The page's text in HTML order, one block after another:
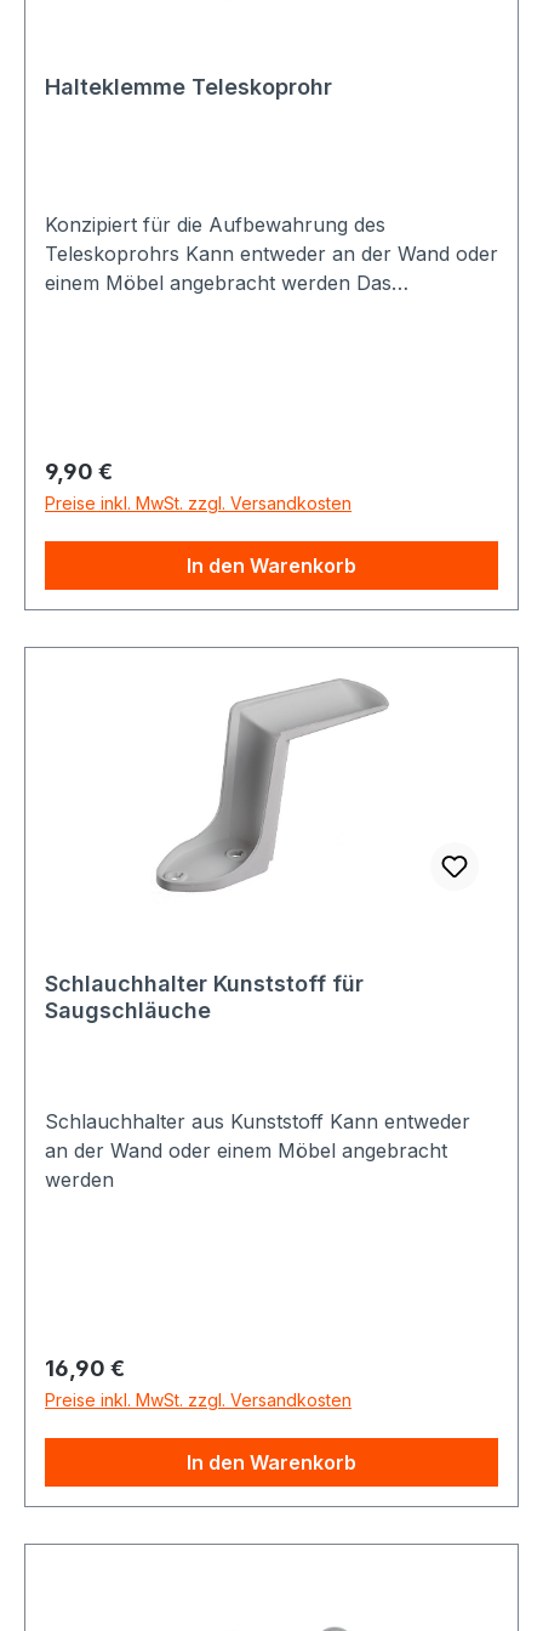
Halteklemme Teleskoprohr
Konzipiert für die Aufbewahrung des
Teleskoprohrs Kann entweder an der Wand oder
einem Möbel angebracht werden Das
Regulärer Preis:
9,90 €
Preise inkl. MwSt. zzgl. Versandkosten
In den Warenkorb
Schlauchhalter Kunststoff für
Saugschläuche
Schlauchhalter aus Kunststoff Kann entweder
an der Wand oder einem Möbel angebracht
werden
Regulärer Preis:
16,90 €
Preise inkl. MwSt. zzgl. Versandkosten
In den Warenkorb